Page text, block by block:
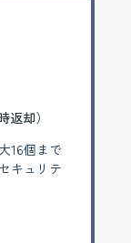
返却）
16個まで
キュリテ